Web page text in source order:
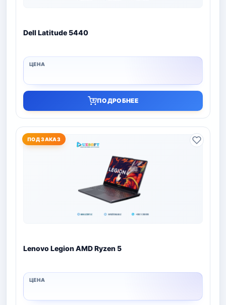
Dell Latitude 5440
ПОДРОБНЕЕ
ПОД ЗАКАЗ
Lenovo Legion AMD Ryzen 5